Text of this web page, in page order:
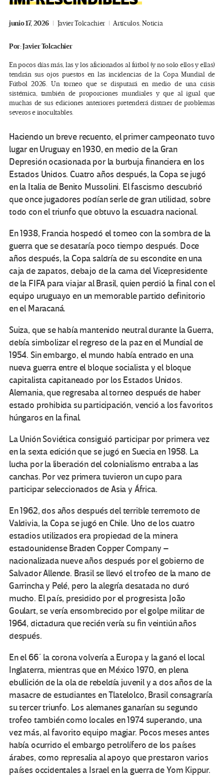
junio 17, 2026 Javier Tolcachier Artículos,Noticia
Por:Javier Tolcachier
En pocos días más, las y los aficionados al fútbol (y no solo ellos y ellas)
tendrán sus ojos puestos en las incidencias de la Copa Mundial de
Fútbol 2026. Un torneo que se disputará en medio de una crisis
sistémica, también de proporciones mundiales y que al igual que
muchas de sus ediciones anteriores pretenderá distraer de problemas
severos e inocultables.
Haciendo un breve recuento, el primer campeonato tuvo
lugar en Uruguay en 1930, en medio de la Gran
Depresión ocasionada por la burbuja financiera en los
Estados Unidos. Cuatro años después, la Copa se jugó
en la Italia de Benito Mussolini. El fascismo descubrió
que once jugadores podían serle de gran utilidad, sobre
todo con el triunfo que obtuvo la escuadra nacional.
En 1938, Francia hospedó el torneo con la sombra de la
guerra que se desataría poco tiempo después. Doce
años después, la Copa saldría de su escondite en una
caja de zapatos, debajo de la cama del Vicepresidente
de la FIFA para viajar al Brasil, quien perdió la final con el
equipo uruguayo en un memorable partido definitorio
en el Maracaná.
Suiza, que se había mantenido neutral durante la Guerra,
debía simbolizar el regreso de la paz en el Mundial de
1954. Sin embargo, el mundo había entrado en una
nueva guerra entre el bloque socialista y el bloque
capitalista capitaneado por los Estados Unidos.
Alemania, que regresaba al torneo después de haber
estado prohibida su participación, venció a los favoritos
húngaros en la final.
La Unión Soviética consiguió participar por primera vez
en la sexta edición que se jugó en Suecia en 1958. La
lucha por la liberación del colonialismo entraba a las
canchas. Por vez primera tuvieron un cupo para
participar seleccionados de Asia y África.
En 1962, dos años después del terrible terremoto de
Valdivia, la Copa se jugó en Chile. Uno de los cuatro
estadios utilizados era propiedad de la minera
estadounidense Braden Copper Company –
nacionalizada nueve años después por el gobierno de
Salvador Allende. Brasil se llevó el trofeo de la mano de
Garrincha y Pelé, pero la alegría desatada no duró
mucho. El país, presidido por el progresista João
Goulart, se vería ensombrecido por el golpe militar de
1964, dictadura que recién vería su fin veintiún años
después.
En el 66´ la corona volvería a Europa y la ganó el local
Inglaterra, mientras que en México 1970, en plena
ebullición de la ola de rebeldía juvenil y a dos años de la
masacre de estudiantes en Tlatelolco, Brasil consagraría
su tercer triunfo. Los alemanes ganarían su segundo
trofeo también como locales en 1974 superando, una
vez más, al favorito equipo magiar. Pocos meses antes
había ocurrido el embargo petrolífero de los países
árabes, como represalia al apoyo que prestaron varios
países occidentales a Israel en la guerra de Yom Kippur.